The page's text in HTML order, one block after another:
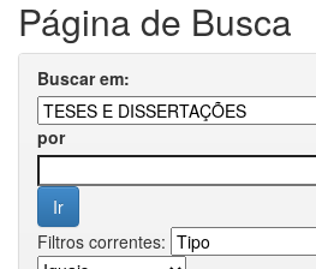
Página de Busca
Buscar em:
por
Filtros correntes: